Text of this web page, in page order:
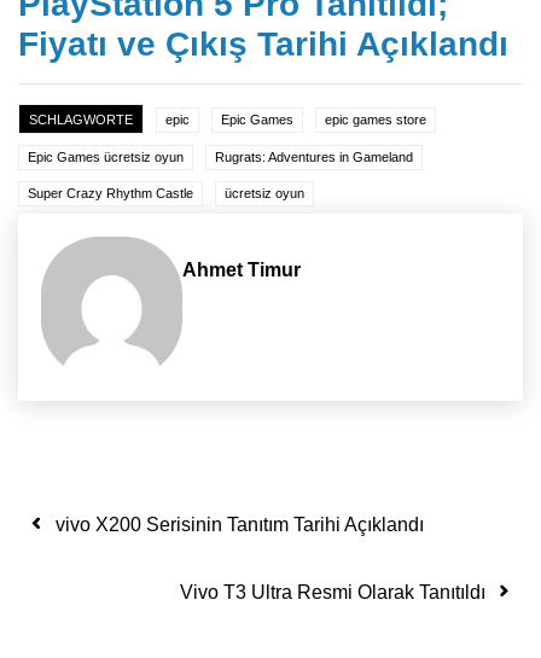
Fiyatı ve Çıkış Tarihi Açıklandı
SCHLAGWORTE epic Epic Games epic games store
Epic Games ücretsiz oyun Rugrats: Adventures in Gameland
Super Crazy Rhythm Castle ücretsiz oyun
Ahmet Timur
Yazı dolaşımı
vivo X200 Serisinin Tanıtım Tarihi Açıklandı
Vivo T3 Ultra Resmi Olarak Tanıtıldı